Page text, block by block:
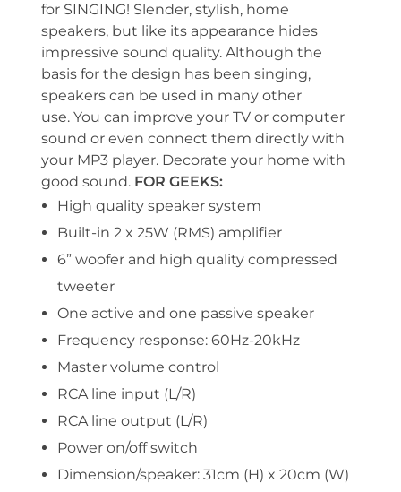
for SINGING! Slender, stylish, home
speakers, but like its appearance hides
impressive sound quality. Although the
basis for the design has been singing,
speakers can be used in many other
use. You can improve your TV or computer
sound or even connect them directly with
your MP3 player. Decorate your home with
good sound. FOR GEEKS:
High quality speaker system
Built-in 2 x 25W (RMS) amplifier
6” woofer and high quality compressed
tweeter
One active and one passive speaker
Frequency response: 60Hz-20kHz
Master volume control
RCA line input (L/R)
RCA line output (L/R)
Power on/off switch
Dimension/speaker: 31cm (H) x 20cm (W)